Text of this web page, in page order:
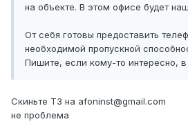
на объекте. В этом офисе будет
От себя готовы предоставить
необходимой пропускной
Пишите, если кому-то интересно, в
Скиньте ТЗ на afoninst@gmail.com
не проблема